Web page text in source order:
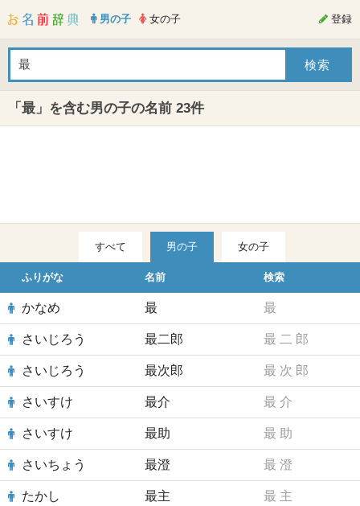
男の子 女の子 登録
「最」を含む男の子の名前 23件
すべて 男の子 女の子
ふりがな 名前 検索
かなめ 最 最
さいじろう 最二郎 最 二 郎
さいじろう 最次郎 最 次 郎
さいすけ 最介 最 介
さいすけ 最助 最 助
さいちょう 最澄 最 澄
たかし 最主 最 主